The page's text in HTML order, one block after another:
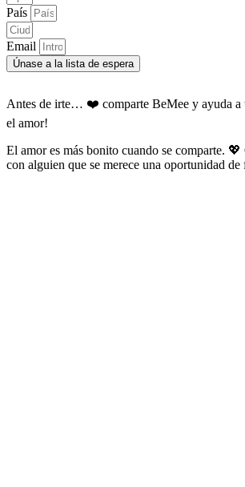
País
Email
Únase a la lista de espera
Antes de irte… ❤️ comparte BeMee y ayuda a
el amor!
El amor es más bonito cuando se comparte.
con alguien que se merece una oportunidad de